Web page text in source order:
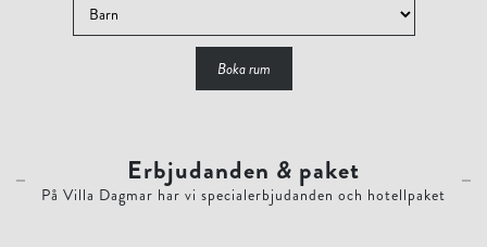
Boka rum
Erbjudanden & paket
På Villa Dagmar har vi specialerbjudanden och hotellpaket